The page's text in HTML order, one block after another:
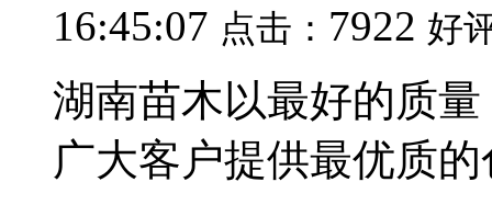
16:45:07 点击： 7922 好
湖南苗木以最好的质
广大客户提供最优质